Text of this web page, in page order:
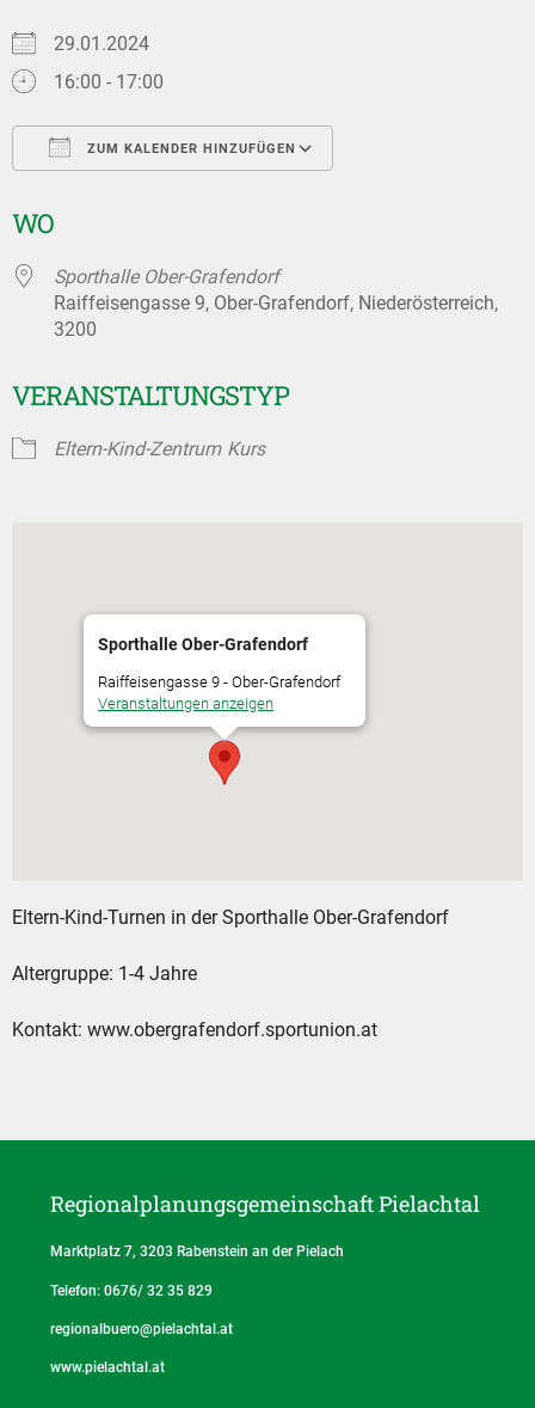
29.01.2024
16:00 - 17:00
ZUM KALENDER HINZUFÜGEN
WO
Sporthalle Ober-Grafendorf
Raiffeisengasse 9, Ober-Grafendorf, Niederösterreich,
3200
VERANSTALTUNGSTYP
Eltern-Kind-Zentrum Kurs
Sporthalle Ober-Grafendorf
Raiffeisengasse 9 - Ober-Grafendorf
Veranstaltungen anzeigen
Eltern-Kind-Turnen in der Sporthalle Ober-Grafendorf
Altergruppe: 1-4 Jahre
Kontakt: www.obergrafendorf.sportunion.at
Regionalplanungs­gemeinschaft Pielachtal
Marktplatz 7, 3203 Rabenstein an der Pielach
Telefon: 0676/ 32 35 829
regionalbuero@pielachtal.at
www.pielachtal.at